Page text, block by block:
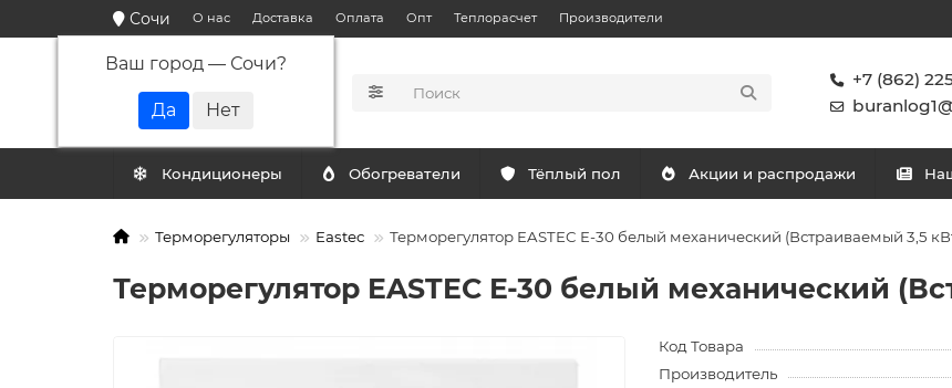
Сочи
Ваш город — Сочи?
О нас Доставка Оплата Опт Теплорасчет Производители
+7 (862)
Кондиционеры Обогреватели Тёплый пол Акции и распродажи
Терморегуляторы Eastec Терморегулятор EASTEC E-30 белый механический (Встраиваемый 3,5
Терморегулятор EASTEC E-30 белый механический
Код Товара
Производитель